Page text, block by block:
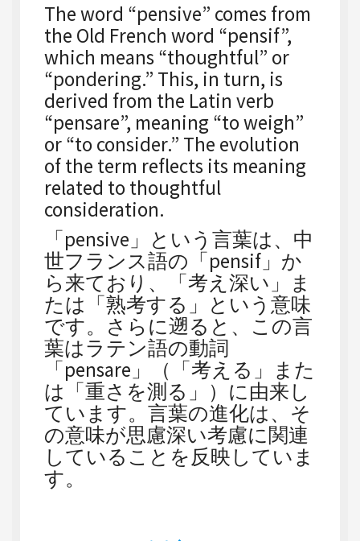
The word “pensive” comes from
the Old French word “pensif”,
which means “thoughtful” or
“pondering.” This, in turn, is
derived from the Latin verb
“pensare”, meaning “to weigh”
or “to consider.” The evolution
of the term reflects its meaning
related to thoughtful
consideration.
「pensive」という言葉は、中
世フランス語の「pensif」か
ら来ており、「考え深い」ま
たは「熟考する」という意味
です。さらに遡ると、この言
葉はラテン語の動詞
「pensare」（「考える」また
は「重さを測る」）に由来し
ています。言葉の進化は、そ
の意味が思慮深い考慮に関連
していることを反映していま
す。